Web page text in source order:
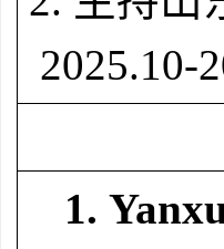
2025.10-
1.